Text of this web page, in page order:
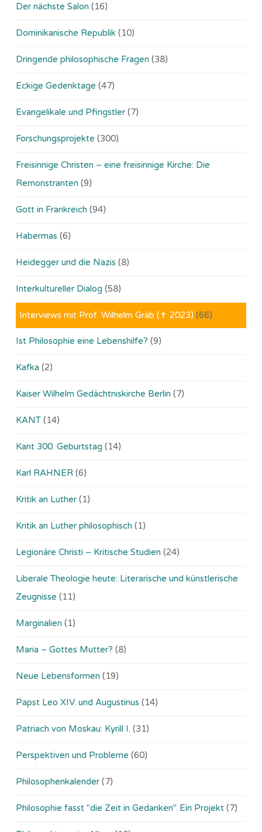
Der nächste Salon (16)
Dominikanische Republik (10)
Dringende philosophische Fragen (38)
Eckige Gedenktage (47)
Evangelikale und Pfingstler (7)
Forschungsprojekte (300)
Freisinnige Christen – eine freisinnige Kirche: Die
Remonstranten (9)
Gott in Frankreich (94)
Habermas (6)
Heidegger und die Nazis (8)
Interkultureller Dialog (58)
Interviews mit Prof. Wilhelm Gräb (✝ 2023) (66)
Ist Philosophie eine Lebenshilfe? (9)
Kafka (2)
Kaiser Wilhelm Gedächtniskirche Berlin (7)
KANT (14)
Kant 300. Geburtstag (14)
Karl RAHNER (6)
Kritik an Luther (1)
Kritik an Luther philosophisch (1)
Legionäre Christi – Kritische Studien (24)
Liberale Theologie heute: Literarische und künstlerische
Zeugnisse (11)
Marginalien (1)
Maria – Gottes Mutter? (8)
Neue Lebensformen (19)
Papst Leo XIV. und Augustinus (14)
Patriach von Moskau: Kyrill I. (31)
Perspektiven und Probleme (60)
Philosophenkalender (7)
Philosophie fasst "die Zeit in Gedanken". Ein Projekt (7)